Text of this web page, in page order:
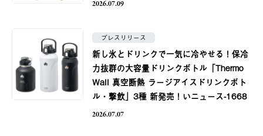
2026.07.09
プレスリリース
新し氷とドリンクで一気に冷やせる！保冷
力抜群の大容量ドリンクボトル「Thermo
Wall 真空断熱 ラージアイスドリンクボト
ル・撃飲」3種 新発売！いニュース-1668
2026.07.07